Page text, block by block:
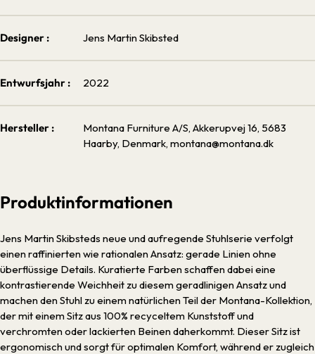
Designer : Jens Martin Skibsted
Entwurfsjahr : 2022
Hersteller :
Montana Furniture A/S, Akkerupvej 16, 5683
Haarby, Denmark, montana@montana.dk
Produktinformationen
Jens Martin Skibsteds neue und aufregende Stuhlserie verfolgt
einen raffinierten wie rationalen Ansatz: gerade Linien ohne
überflüssige Details. Kuratierte Farben schaffen dabei eine
kontrastierende Weichheit zu diesem geradlinigen Ansatz und
machen den Stuhl zu einem natürlichen Teil der Montana-Kollektion,
der mit einem Sitz aus 100% recyceltem Kunststoff und
verchromten oder lackierten Beinen daherkommt. Dieser Sitz ist
ergonomisch und sorgt für optimalen Komfort, während er zugleich